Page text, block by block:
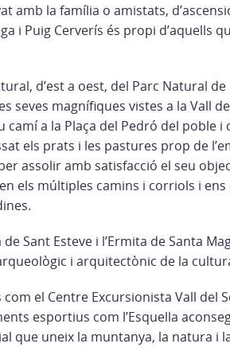
amb la família o amistats,
i Puig Cerverís és propi d’aquells
d’est a oest, del Parc Natural de
seves magnífiques vistes a la Vall
a la Plaça del Pedró del poble i
els prats i les pastures prop de
assolir amb satisfacció el seu
els múltiples camins i corriols i
Sant Esteve i l’Ermita de Santa
i arquitectònic de la
el Centre Excursionista Vall del
esportius com l’Esquella
que uneix la muntanya, la natura i